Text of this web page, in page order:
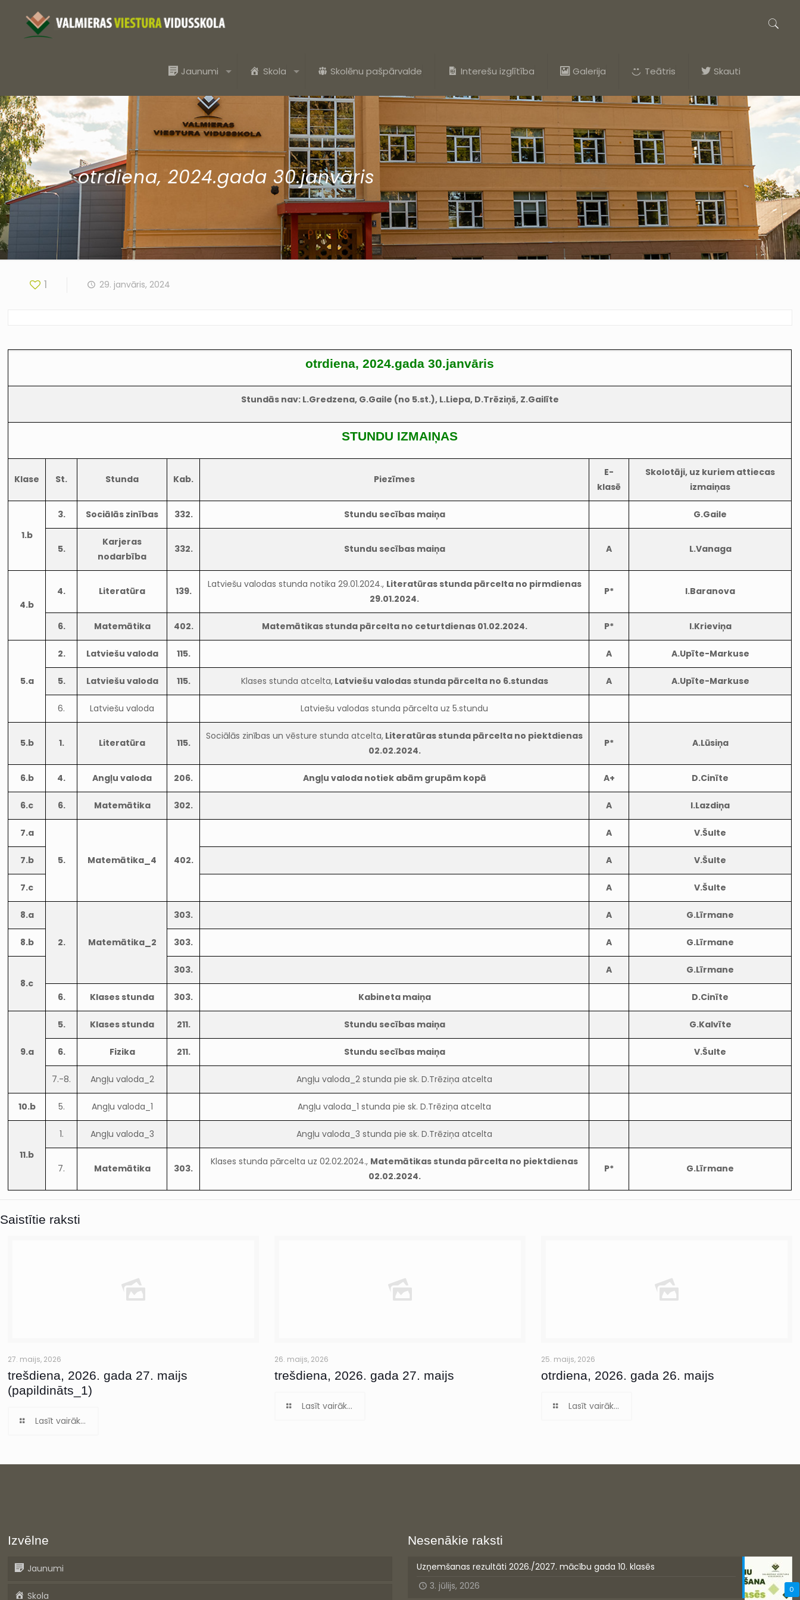
Jaunumi Skola Skolēnu pašpārvalde Interešu izglītība Galerija Teātris Skauti
otrdiena, 2024.gada 30.janvāris
1 29. janvāris, 2024
otrdiena, 2024.gada 30.janvāris
Stundās nav: L.Gredzena, G.Gaile (no 5.st.), L.Liepa, D.Trēziņš, Z.Gailīte
STUNDU IZMAIŅAS
Klase St. Stunda Kab. Piezīmes
E-
klasē
Skolotāji, uz kuriem attiecas
izmaiņas
1.b
3. Sociālās zinības 332. Stundu secības maiņa G.Gaile
5.
Karjeras
nodarbība
332. Stundu secības maiņa A L.Vanaga
4.b
4. Literatūra 139.
Latviešu valodas stunda notika 29.01.2024., Literatūras stunda pārcelta no pirmdienas
29.01.2024.
P* I.Baranova
6. Matemātika 402. Matemātikas stunda pārcelta no ceturtdienas 01.02.2024. P* I.Krieviņa
5.a
2. Latviešu valoda 115. A A.Upīte-Markuse
5. Latviešu valoda 115. Klases stunda atcelta,Latviešu valodas stunda pārcelta no 6.stundas A A.Upīte-Markuse
6. Latviešu valoda Latviešu valodas stunda pārcelta uz 5.stundu
5.b 1. Literatūra 115.
Sociālās zinības un vēsture stunda atcelta, Literatūras stunda pārcelta no piektdienas
02.02.2024.
P* A.Lūsiņa
6.b 4. Angļu valoda 206. Angļu valoda notiek abām grupām kopā A+ D.Cinīte
6.c 6. Matemātika 302. A I.Lazdiņa
7.a
5. Matemātika_4 402.
A V.Šulte
7.b A V.Šulte
7.c A V.Šulte
8.a
2. Matemātika_2
303. A G.Līrmane
8.b 303. A G.Līrmane
8.c
303. A G.Līrmane
6. Klases stunda 303. Kabineta maiņa D.Cinīte
9.a
5. Klases stunda 211. Stundu secības maiņa G.Kalvīte
6. Fizika 211. Stundu secības maiņa V.Šulte
7.-8. Angļu valoda_2 Angļu valoda_2 stunda pie sk. D.Trēziņa atcelta
10.b 5. Angļu valoda_1 Angļu valoda_1 stunda pie sk. D.Trēziņa atcelta
11.b
1. Angļu valoda_3 Angļu valoda_3 stunda pie sk. D.Trēziņa atcelta
7. Matemātika 303.
Klases stunda pārcelta uz 02.02.2024., Matemātikas stunda pārcelta no piektdienas
02.02.2024.
P* G.Līrmane
Saistītie raksti
27. maijs, 2026
trešdiena, 2026. gada 27. maijs
(papildināts_1)
Lasīt vairāk...
26. maijs, 2026
trešdiena, 2026. gada 27. maijs
Lasīt vairāk...
25. maijs, 2026
otrdiena, 2026. gada 26. maijs
Lasīt vairāk...
Izvēlne
Jaunumi
Skola
Nesenākie raksti
0
Uzņemšanas rezultāti 2026./2027. mācību gada 10. klasēs
3. jūlijs, 2026